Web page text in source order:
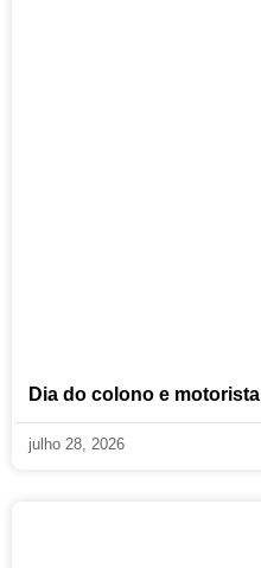
Dia do colono e motorista
julho 28, 2026